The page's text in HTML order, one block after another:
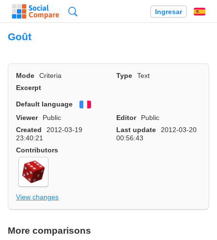
Ingresar
Goût
Mode Criteria Type
Text
Excerpt
Default language
Viewer
Public Editor
Public
Created
2012-03-19
23:40:21
Last update
2012-03-20
00:56:43
Contributors
View changes
More comparisons